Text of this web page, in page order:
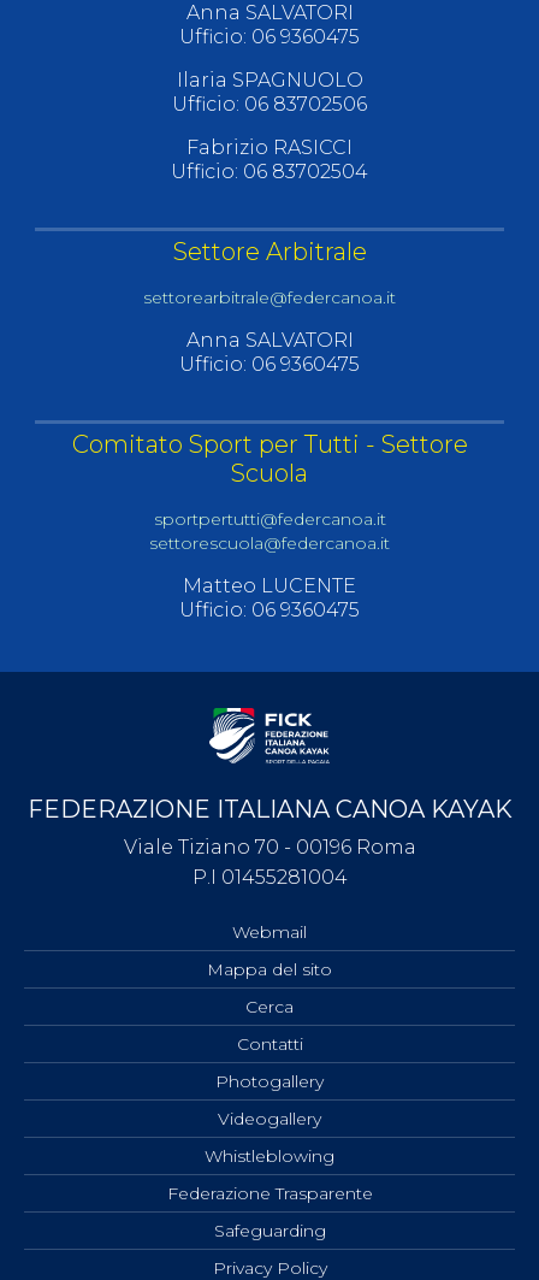
Anna SALVATORI
Ufficio: 06 9360475
Ilaria SPAGNUOLO
Ufficio: 06 83702506
Fabrizio RASICCI
Ufficio: 06 83702504
Settore Arbitrale
settorearbitrale@federcanoa.it
Anna SALVATORI
Ufficio: 06 9360475
Comitato Sport per Tutti - Settore
Scuola
sportpertutti@federcanoa.it
settorescuola@federcanoa.it
Matteo LUCENTE
Ufficio: 06 9360475
FEDERAZIONE ITALIANA CANOA KAYAK
Viale Tiziano 70 - 00196 Roma
P.I 01455281004
Webmail
Mappa del sito
Cerca
Contatti
Photogallery
Videogallery
Whistleblowing
Federazione Trasparente
Safeguarding
Privacy Policy